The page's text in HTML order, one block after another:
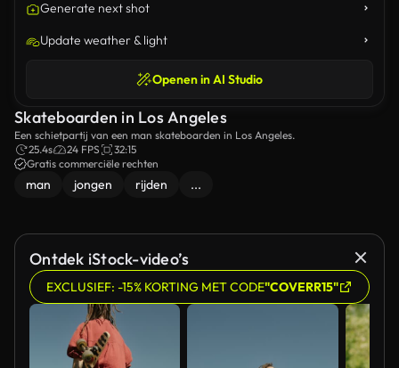
Generate next shot
Update weather & light
Openen in AI Studio
Skateboarden in Los Angeles
Een schietpartij van een man skateboarden in Los Angeles.
25.4s
24 FPS
32:15
Gratis commerciële rechten
man jongen rijden ...
Ontdek iStock-video’s
EXCLUSIEF: -15% KORTING MET CODE"COVERR15"